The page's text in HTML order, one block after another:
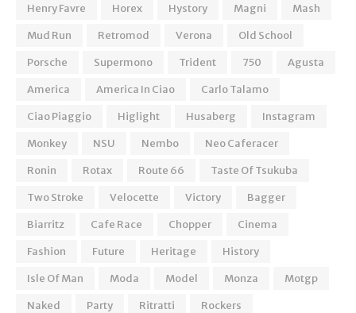
Henry Favre Horex Hystory Magni
Mash
Mud Run
Retromod Verona
Old School
Porsche
Supermono Trident 750
Agusta
America
America In Ciao
Carlo Talamo
Ciao Piaggio
Higlight Husaberg
Instagram
Monkey
NSU Nembo
Neo Caferacer
Ronin
Rotax Route 66
Taste Of Tsukuba
Two Stroke
Velocette Victory
Bagger
Biarritz
Cafe Race Chopper
Cinema
Fashion
Future Heritage
History
Isle Of Man
Moda Model Monza
Motgp
Naked
Party Ritratti
Rockers